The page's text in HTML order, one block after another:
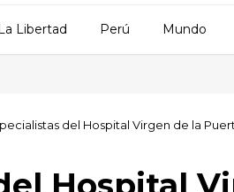
Libertad Perú Mundo
del Hospital Virgen de la